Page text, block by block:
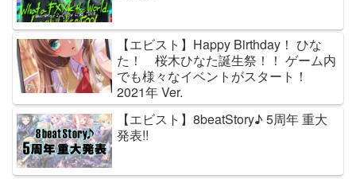
【エビスト】Happy Birthday！ ひな
た！ 桜木ひなた誕生祭！！ ゲーム内
でも様々なイベントがスタート！
2021年 Ver.
【エビスト】8beatStory♪ 5周年 重大
発表!!